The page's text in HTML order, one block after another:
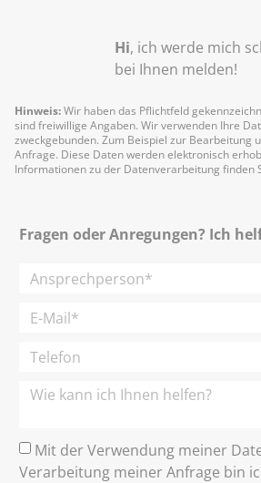
Hi, ich werde mich
bei Ihnen melden!
Hinweis:Wir haben das Pflichtfeld
sind freiwillige Angaben. Wir verwenden Ihre
zweckgebunden. Zum Beispiel zur Bearbeitung
Anfrage. Diese Daten werden elektronisch
Informationen zu der Datenverarbeitung finden
Fragen oder Anregungen? Ich
Mit der Verwendung meiner
Verarbeitung meiner Anfrage bin